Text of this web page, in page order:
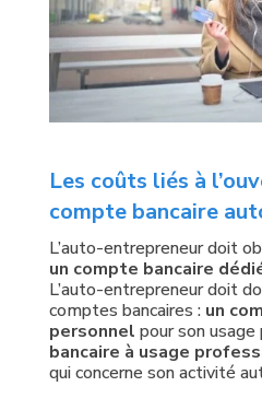
Les coûts liés à
compte bancaire
L’auto-entrepreneur doit
un compte bancaire
L’auto-entrepreneur doit
comptes bancaires : un
personnel pour son
bancaire à usage
qui concerne son activité